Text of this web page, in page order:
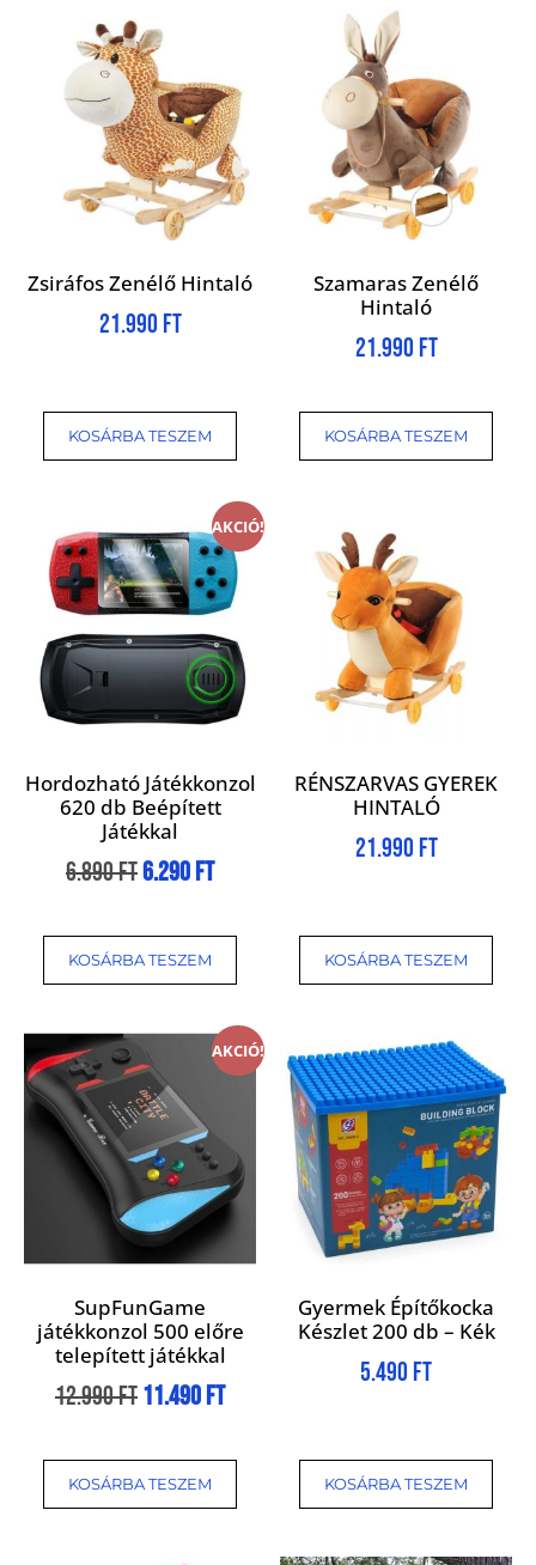
Zsiráfos Zenélő Hintaló
21.990 Ft
KOSÁRBA TESZEM
Szamaras Zenélő
Hintaló
21.990 Ft
KOSÁRBA TESZEM
AKCIÓ!
Hordozható Játékkonzol
620 db Beépített
Játékkal
6.890Ft6.290Ft
KOSÁRBA TESZEM
RÉNSZARVAS GYEREK
HINTALÓ
21.990 Ft
KOSÁRBA TESZEM
AKCIÓ!
SupFunGame
játékkonzol 500 előre
telepített játékkal
12.990Ft11.490Ft
KOSÁRBA TESZEM
Gyermek Építőkocka
Készlet 200 db – Kék
5.490 Ft
KOSÁRBA TESZEM